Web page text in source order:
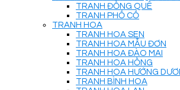
TRANH ĐỒNG QUÊ
TRANH PHỐ CỔ
TRANH HOA
TRANH HOA SEN
TRANH HOA MẪU ĐƠN
TRANH HOA ĐÀO MAI
TRANH HOA HỒNG
TRANH HOA HƯỚNG
TRANH BÌNH HOA